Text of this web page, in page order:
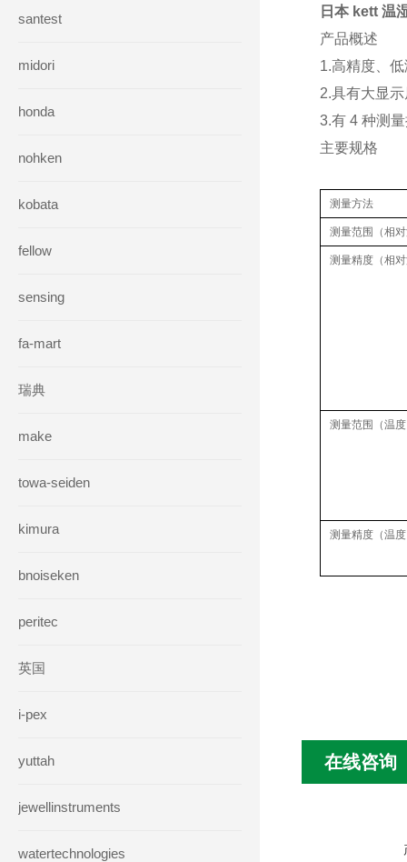
santest
midori
honda
nohken
kobata
fellow
sensing
fa-mart
瑞典
make
towa-seiden
kimura
bnoiseken
peritec
英国
i-pex
yuttah
jewellinstruments
watertechnologies
日本 kett 温
产品概述
1.高精度、
2.具有大显
3.有 4 种测
主要规格
测量方法
测量范围（相
测量精度（相
测量范围（温
测量精度（温
在线咨询